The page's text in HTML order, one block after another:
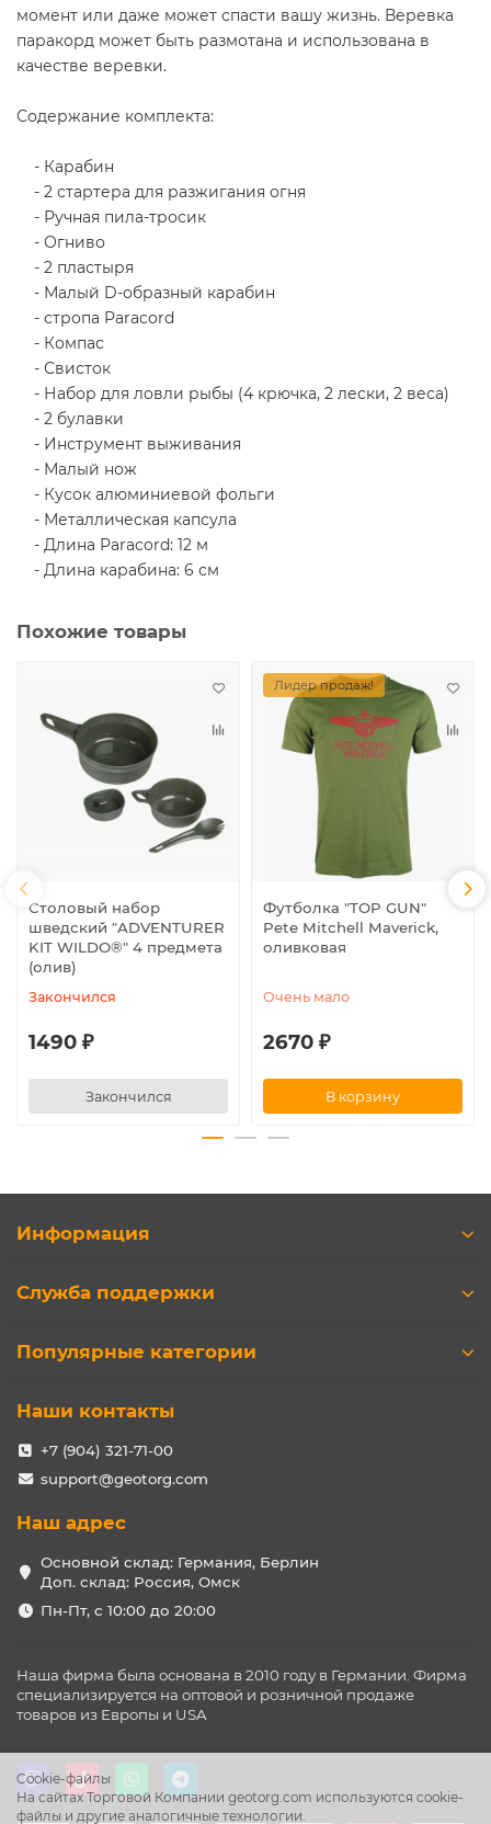
момент или даже может спасти вашу жизнь. Веревка
паракорд может быть размотана и использована в
качестве веревки.
Содержание комплекта:
- Карабин
- 2 стартера для разжигания огня
- Ручная пила-тросик
- Огниво
- 2 пластыря
- Малый D-образный карабин
- стропа Paracord
- Компас
- Свисток
- Набор для ловли рыбы (4 крючка, 2 лески, 2 веса)
- 2 булавки
- Инструмент выживания
- Малый нож
- Кусок алюминиевой фольги
- Металлическая капсула
- Длина Paracord: 12 м
- Длина карабина: 6 см
Похожие товары
Столовый набор
шведский "ADVENTURER
KIT WILDO®" 4 предмета
(олив)
Закончился
1490 ₽
Закончился
Лидер продаж!
Футболка "TOP GUN"
Pete Mitchell Maverick,
оливковая
Очень мало
2670 ₽
В корзину
Cookie-файлы
На сайтах Торговой Компании geotorg.com используются cookie-
файлы и другие аналогичные технологии.
Информация
Служба поддержки
Популярные категории
Наши контакты
+7 (904) 321-71-00
support@geotorg.com
Наш адрес
Основной склад: Германия, Берлин
Доп. склад: Россия, Омск
Пн-Пт, с 10:00 до 20:00
Наша фирма была основана в 2010 году в Германии. Фирма
специализируется на оптовой и розничной продаже
товаров из Европы и USA